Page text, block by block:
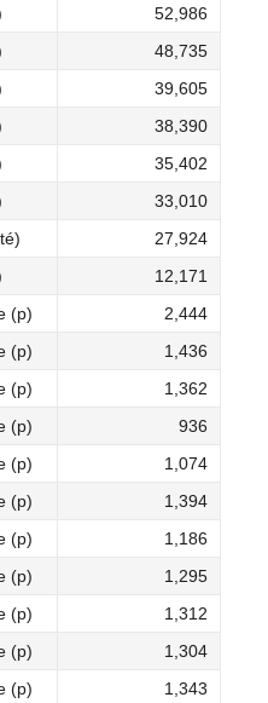
52,986
48,735
39,605
38,390
35,402
33,010
27,924
12,171
(p)
2,444
(p)
1,436
(p)
1,362
(p)
936
(p)
1,074
(p)
1,394
(p)
1,186
(p)
1,295
(p)
1,312
(p)
1,304
(p) 1,343